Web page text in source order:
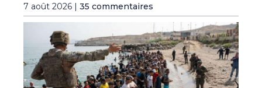
7 août 2026 | 35 commentaires